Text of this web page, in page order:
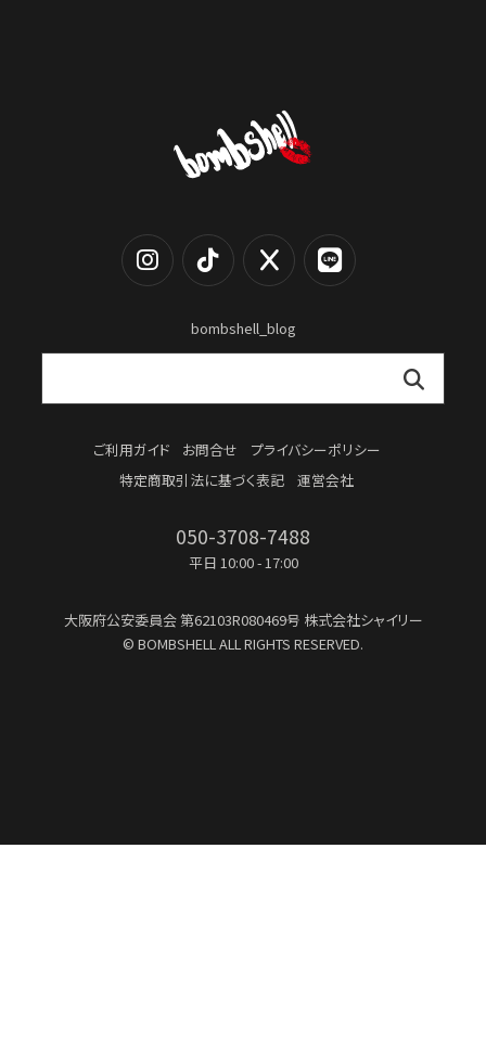
bombshell_blog
ご利用ガイド お問合せ
プライバシーポリシー
特定商取引法に基づく表記
運営会社
050-3708-7488
平日 10:00 - 17:00
大阪府公安委員会第62103R080469号 株式会社シャイリー
© BOMBSHELL ALL RIGHTS RESERVED.